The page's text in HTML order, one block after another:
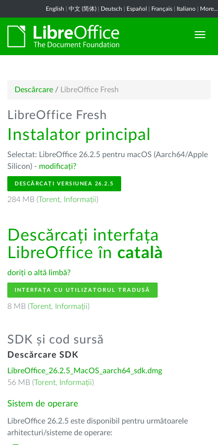
English 中文 (简体) Deutsch Español Français Italiano More...
Descărcare / LibreOffice Fresh
LibreOffice Fresh
Instalator principal
Selectat: LibreOffice 26.2.5 pentru macOS (Aarch64/Apple
Silicon) - modificați?
DESCĂRCAȚI VERSIUNEA 26.2.5
284 MB (Torent, Informații)
Descărcați interfața
LibreOffice în català
doriți o altă limbă?
INTERFAȚA CU UTILIZATORUL TRADUSĂ
8 MB (Torent, Informații)
SDK și cod sursă
Descărcare SDK
LibreOffice_26.2.5_MacOS_aarch64_sdk.dmg
56 MB (Torent, Informații)
Sistem de operare
LibreOffice 26.2.5 este disponibil pentru următoarele
arhitecturi/sisteme de operare: